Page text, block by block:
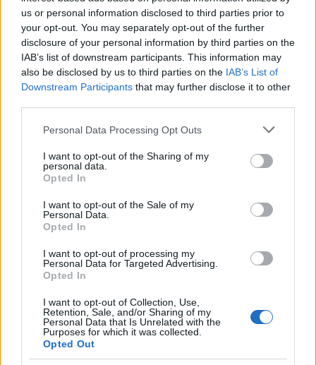
us or personal information disclosed to third parties prior to
your opt-out. You may separately opt-out of the further
disclosure of your personal information by third parties on the
IAB’s list of downstream participants. This information may
also be disclosed by us to third parties on the IAB’s List of
Downstream Participants that may further disclose it to other
Please note that this website/app uses one or more Google
not limited to your visit or usage behaviour. You may click to
grant or deny consent to Google and its third-party tags to
use your data for below specified purposes in below Google
consent section.
Personal Data Processing Opt Outs
I want to opt-out of the Sharing of my
personal data.
Opted In
I want to opt-out of the Sale of my
Personal Data.
Opted In
I want to opt-out of processing my
Personal Data for Targeted Advertising.
Opted In
I want to opt-out of Collection, Use,
Retention, Sale, and/or Sharing of my
Personal Data that Is Unrelated with the
Purposes for which it was collected.
Opted Out
μεταξύ άλλων στις δηλώσεις του.
Άνθρωποι που βρέθηκαν στις αίθουσες όπου
κρίθηκε η τελική συμφωνία περιέγραψαν τις
δραματικές ώρες πριν από την κατάληξη των